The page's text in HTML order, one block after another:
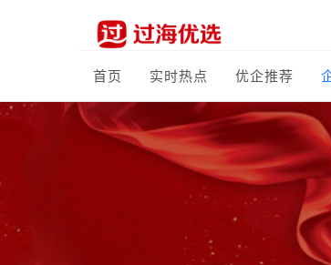
首页 实时热点 优企推荐